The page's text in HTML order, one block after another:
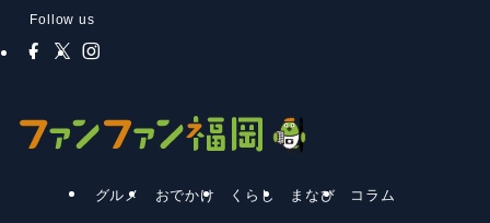
Follow us
グルメ おでかけ くらし まなび コラム